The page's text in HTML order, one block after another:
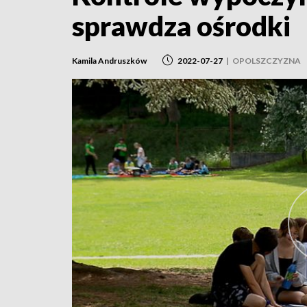
sprawdza ośrodki
Kamila Andruszków 2022-07-27 | OPOLSZCZYZNA